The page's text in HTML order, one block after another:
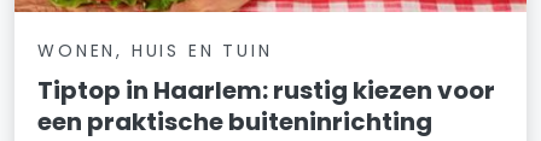
WONEN, HUIS EN TUIN
Tiptop in Haarlem: rustig kiezen voor
een praktische buiteninrichting